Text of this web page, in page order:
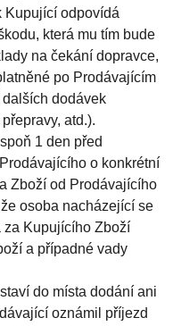
Kupující odpovídá
která mu tím bude
na čekání dopravce,
po Prodávajícím
dodávek
atd.).
1 den před
o konkrétní
Zboží od Prodávajícího
osoba nacházející se
za Kupujícího Zboží
a případné vady
do místa dodání ani
oznámil příjezd